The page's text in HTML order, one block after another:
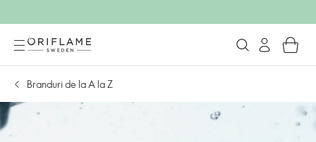
Branduri de la A la Z